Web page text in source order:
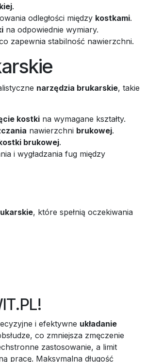
.
odległości między kostkami.
na odpowiednie wymiary.
zapewnia stabilność nawierzchni.
narzędzia brukarskie, takie
kostki na wymagane kształty.
nawierzchni brukowej.
brukowej.
i wygładzania fug między
, które spełnią oczekiwania
i efektywne układanie
co zmniejsza zmęczenie
zastosowanie, a limit
pracę. Maksymalna długość